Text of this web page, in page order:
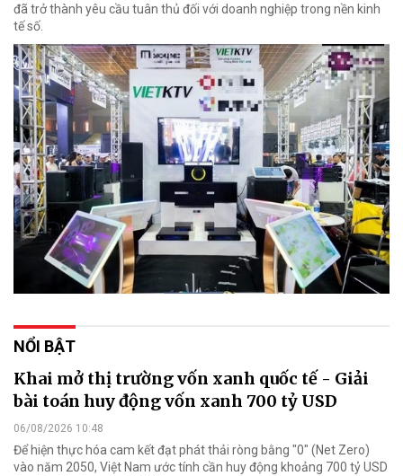
đã trở thành yêu cầu tuân thủ đối với doanh nghiệp trong nền kinh
tế số.
NỔI BẬT
Khai mở thị trường vốn xanh quốc tế - Giải
bài toán huy động vốn xanh 700 tỷ USD
06/08/2026 10:48
Để hiện thực hóa cam kết đạt phát thải ròng bằng "0" (Net Zero)
vào năm 2050, Việt Nam ước tính cần huy động khoảng 700 tỷ USD